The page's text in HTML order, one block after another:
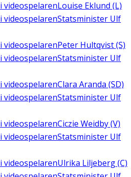
i videospelarenLouise Eklund (L)
i videospelarenStatsminister Ulf
i videospelarenPeter Hultqvist (S)
i videospelarenStatsminister Ulf
i videospelarenClara Aranda (SD)
i videospelarenStatsminister Ulf
i videospelarenCiczie Weidby (V)
i videospelarenStatsminister Ulf
i videospelarenUlrika Liljeberg (C)